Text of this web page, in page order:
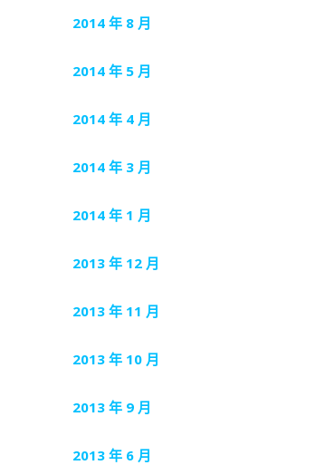
2014 年 8 月
2014 年 5 月
2014 年 4 月
2014 年 3 月
2014 年 1 月
2013 年 12 月
2013 年 11 月
2013 年 10 月
2013 年 9 月
2013 年 6 月